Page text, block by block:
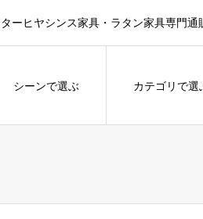
ーヒヤシンス家具・ラタン家具専門
シーンで選ぶ カテゴリで